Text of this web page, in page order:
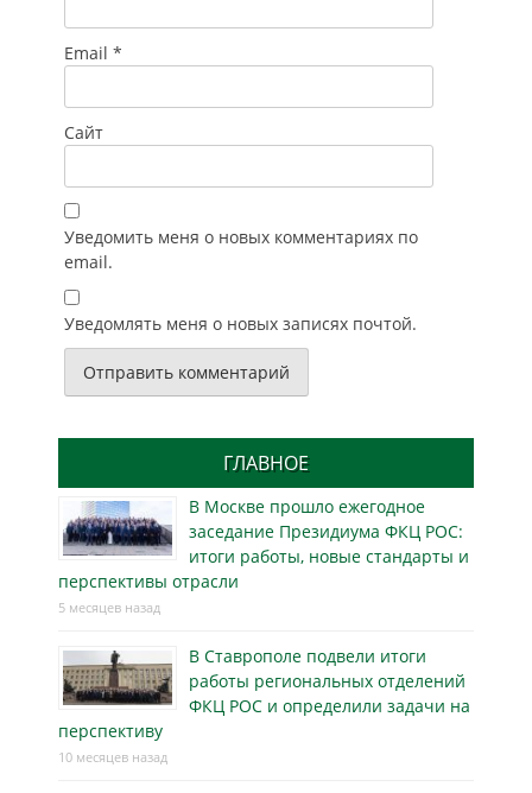
Email *
Сайт
Уведомить меня о новых комментариях по
email.
Уведомлять меня о новых записях почтой.
ГЛАВНОЕ
В Москве прошло ежегодное
заседание Президиума ФКЦ РОС:
итоги работы, новые стандарты и
перспективы отрасли
5 месяцев назад
В Ставрополе подвели итоги
работы региональных отделений
ФКЦ РОС и определили задачи на
перспективу
10 месяцев назад